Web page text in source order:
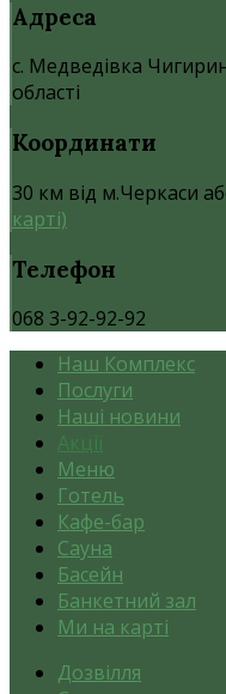
Адреса
с. Медведівка
області
Координати
30 км від м.Черкаси
карті)
Телефон
068 3-92-92-92
Наш Комплекс
Послуги
Наші новини
Акції
Меню
Готель
Кафе-бар
Сауна
Басейн
Банкетний зал
Ми на карті
Дозвілля